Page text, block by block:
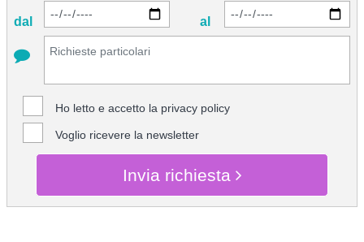
dal al
Ho letto e accetto la privacy policy
Voglio ricevere la newsletter
Invia richiesta